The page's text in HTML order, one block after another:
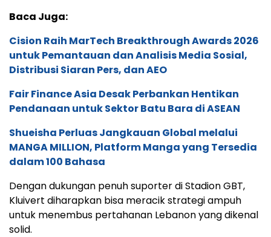
Baca Juga:
Cision Raih MarTech Breakthrough Awards 2026
untuk Pemantauan dan Analisis Media Sosial,
Distribusi Siaran Pers, dan AEO
Fair Finance Asia Desak Perbankan Hentikan
Pendanaan untuk Sektor Batu Bara di ASEAN
Shueisha Perluas Jangkauan Global melalui
MANGA MILLION, Platform Manga yang Tersedia
dalam 100 Bahasa
Dengan dukungan penuh suporter di Stadion GBT,
Kluivert diharapkan bisa meracik strategi ampuh
untuk menembus pertahanan Lebanon yang dikenal
solid.